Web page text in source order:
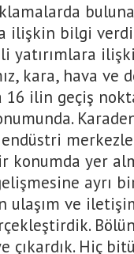
ilişkin bilgi
yatırımlara
kara, hava
16 ilin geçiş
yer
ayrı
ulaşım ve
çıkardık. Hiç